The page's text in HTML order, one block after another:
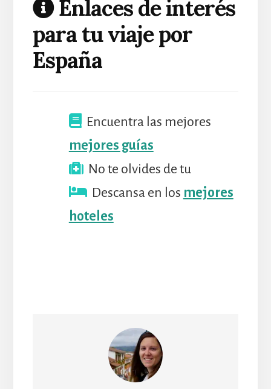
Enlaces de interés
para tu viaje por
España
Encuentra las mejores
mejores guías
No te olvides de tu
Descansa en los mejores
hoteles